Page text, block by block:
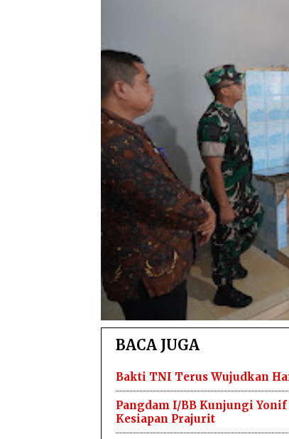
BACA JUGA
Bakti TNI Terus Wujudkan
Pangdam I/BB Kunjungi
Kesiapan Prajurit